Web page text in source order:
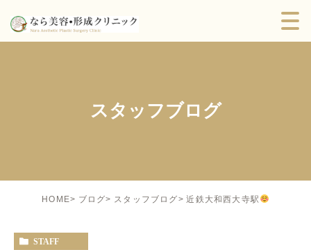
スタッフブログ
HOME ブログ スタッフブログ 近鉄大和西大寺駅
STAFF